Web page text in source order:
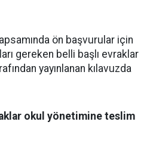
ön başvurular için
gereken belli başlı evraklar
yayınlanan kılavuzda
okul yönetimine teslim